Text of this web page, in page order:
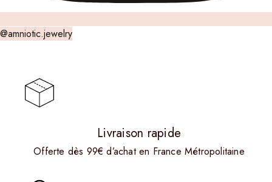
@amniotic.jewelry
Livraison rapide
Offerte dès 99€ d’achat en France Métropolitaine